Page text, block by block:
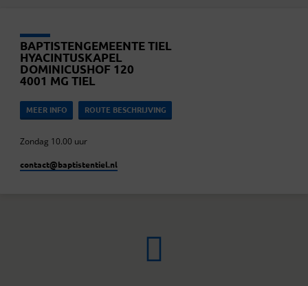
BAPTISTENGEMEENTE TIEL
HYACINTUSKAPEL
DOMINICUSHOF 120
4001 MG TIEL
MEER INFO ROUTE BESCHRIJVING
Zondag 10.00 uur
contact​@baptistentiel.nl